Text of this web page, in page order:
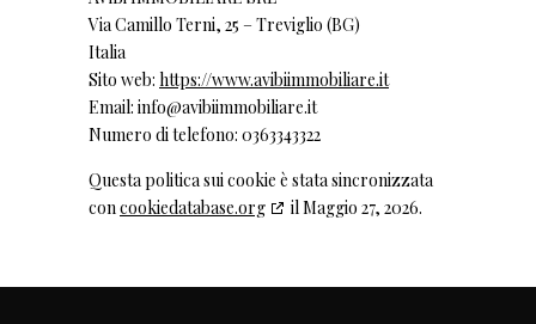
Via Camillo Terni, 25 – Treviglio (BG)
Italia
Sito web: https://www.avibiimmobiliare.it
Email: info@avibiimmobiliare.it
Numero di telefono: 0363343322
Questa politica sui cookie è stata sincronizzata
concookiedatabase.org il Maggio 27, 2026.